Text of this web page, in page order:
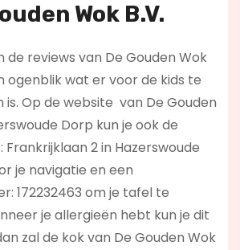
Wok B.V.
de reviews van De Gouden Wok
ogenblik wat er voor de kids te
Op de website van De Gouden
Dorp kun je ook de
2 in Hazerswoude
je navigatie en een
172232463 om je tafel te
je allergieën hebt kun je dit
zal de kok van De Gouden Wok